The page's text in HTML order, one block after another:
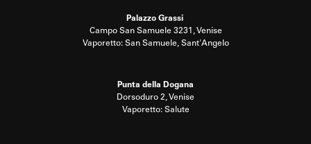
Palazzo Grassi
Campo San Samuele 3231, Venise
Vaporetto: San Samuele, Sant'Angelo
Punta della Dogana
Dorsoduro 2, Venise
Vaporetto: Salute